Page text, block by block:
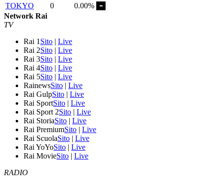
TOKYO
0
0.00%
Network Rai
TV
Rai 1 Sito | Live
Rai 2Sito | Live
Rai 3Sito | Live
Rai 4Sito | Live
Rai 5Sito | Live
RainewsSito | Live
Rai GulpSito | Live
Rai SportSito | Live
Rai Sport 2Sito | Live
Rai StoriaSito | Live
Rai PremiumSito | Live
Rai ScuolaSito | Live
Rai YoYoSito | Live
Rai MovieSito | Live
RADIO